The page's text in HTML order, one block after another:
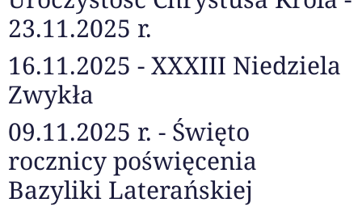
23.11.2025 r.
16.11.2025 - XXXIII Niedziela
Zwykła
09.11.2025 r. - Święto
rocznicy poświęcenia
Bazyliki Laterańskiej